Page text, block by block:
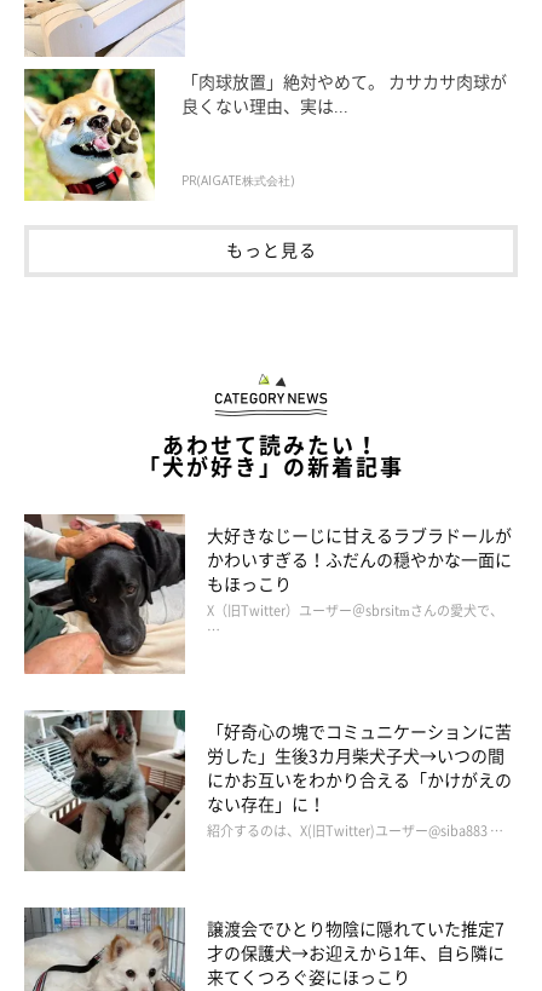
「肉球放置」絶対やめて。 カサカサ肉球が
良くない理由、実は...
PR(AIGATE株式会社)
もっと見る
あわせて読みたい！
「犬が好き」の新着記事
大好きなじーじに甘えるラブラドールが
かわいすぎる！ふだんの穏やかな一面に
もほっこり
X（旧Twitter）ユーザー＠sbrsitmさんの愛犬で、
…
「好奇心の塊でコミュニケーションに苦
労した」生後3カ月柴犬子犬→いつの間
にかお互いをわかり合える「かけがえの
ない存在」に！
紹介するのは、X(旧Twitter)ユーザー@siba883 …
譲渡会でひとり物陰に隠れていた推定7
才の保護犬→お迎えから1年、自ら隣に
来てくつろぐ姿にほっこり